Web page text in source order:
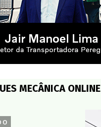
MECÂNICA ONLINE